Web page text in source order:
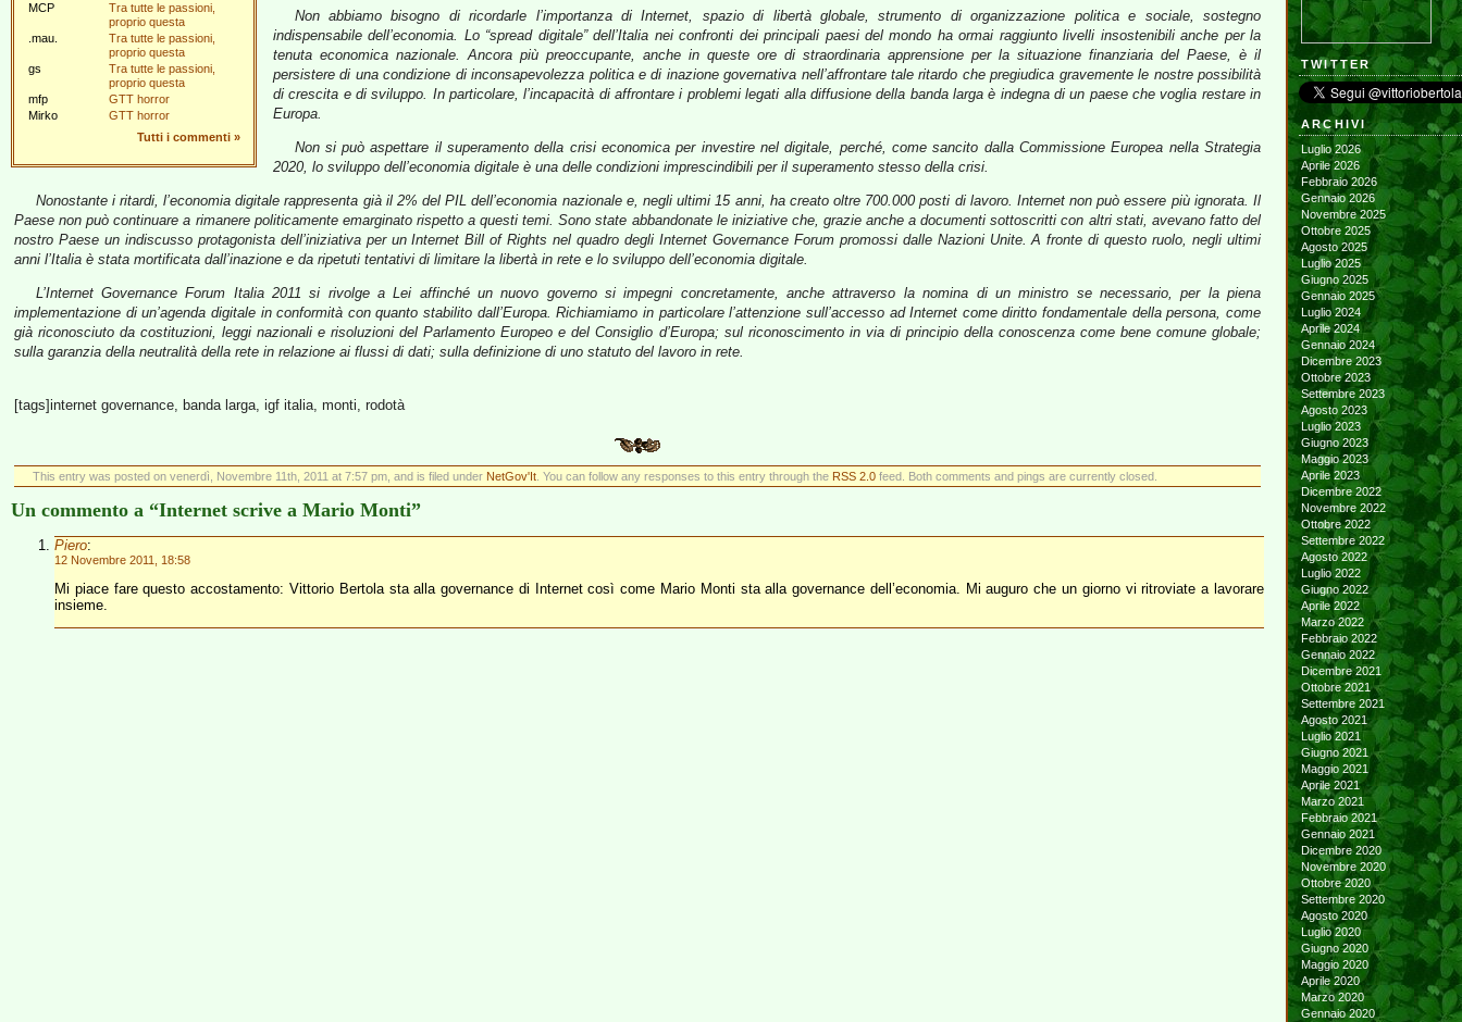
MCP
Tra tutte le passioni,
proprio questa
.mau.
Tra tutte le passioni,
proprio questa
gs
Tra tutte le passioni,
proprio questa
mfp
GTT horror
Mirko
GTT horror
Tutti i commenti »
Non abbiamo bisogno di ricordarle l’importanza di Internet, spazio di libertà globale, strumento di organizzazione politica e sociale, sostegno
indispensabile dell’economia. Lo “spread digitale” dell’Italia nei confronti dei principali paesi del mondo ha ormai raggiunto livelli insostenibili anche per la
tenuta economica nazionale. Ancora più preoccupante, anche in queste ore di straordinaria apprensione per la situazione finanziaria del Paese, è il
persistere di una condizione di inconsapevolezza politica e di inazione governativa nell’affrontare tale ritardo che pregiudica gravemente le nostre possibilità
di crescita e di sviluppo. In particolare, l’incapacità di affrontare i problemi legati alla diffusione della banda larga è indegna di un paese che voglia restare in
Europa.
Non si può aspettare il superamento della crisi economica per investire nel digitale, perché, come sancito dalla Commissione Europea nella Strategia
2020, lo sviluppo dell’economia digitale è una delle condizioni imprescindibili per il superamento stesso della crisi.
Nonostante i ritardi, l’economia digitale rappresenta già il 2% del PIL dell’economia nazionale e, negli ultimi 15 anni, ha creato oltre 700.000 posti di lavoro. Internet non può essere più ignorata. Il
Paese non può continuare a rimanere politicamente emarginato rispetto a questi temi. Sono state abbandonate le iniziative che, grazie anche a documenti sottoscritti con altri stati, avevano fatto del
nostro Paese un indiscusso protagonista dell’iniziativa per un Internet Bill of Rights nel quadro degli Internet Governance Forum promossi dalle Nazioni Unite. A fronte di questo ruolo, negli ultimi
anni l’Italia è stata mortificata dall’inazione e da ripetuti tentativi di limitare la libertà in rete e lo sviluppo dell’economia digitale.
L’Internet Governance Forum Italia 2011 si rivolge a Lei affinché un nuovo governo si impegni concretamente, anche attraverso la nomina di un ministro se necessario, per la piena
implementazione di un’agenda digitale in conformità con quanto stabilito dall’Europa. Richiamiamo in particolare l’attenzione sull’accesso ad Internet come diritto fondamentale della persona, come
già riconosciuto da costituzioni, leggi nazionali e risoluzioni del Parlamento Europeo e del Consiglio d’Europa; sul riconoscimento in via di principio della conoscenza come bene comune globale;
sulla garanzia della neutralità della rete in relazione ai flussi di dati; sulla definizione di uno statuto del lavoro in rete.
[tags]internet governance, banda larga, igf italia, monti, rodotà
This entry was posted on venerdì, Novembre 11th, 2011 at 7:57 pm, and is filed under NetGov'It. You can follow any responses to this entry through the RSS 2.0feed. Both comments and pings are currently closed.
Un commento a “Internet scrive a Mario Monti”
Piero:
12 Novembre 2011, 18:58
Mi piace fare questo accostamento: Vittorio Bertola sta alla governance di Internet così come Mario Monti sta alla governance dell’economia. Mi auguro che un giorno vi ritroviate a lavorare
insieme.
TWITTER
ARCHIVI
Luglio 2026
Aprile 2026
Febbraio 2026
Gennaio 2026
Novembre 2025
Ottobre 2025
Agosto 2025
Luglio 2025
Giugno 2025
Gennaio 2025
Luglio 2024
Aprile 2024
Gennaio 2024
Dicembre 2023
Ottobre 2023
Settembre 2023
Agosto 2023
Luglio 2023
Giugno 2023
Maggio 2023
Aprile 2023
Dicembre 2022
Novembre 2022
Ottobre 2022
Settembre 2022
Agosto 2022
Luglio 2022
Giugno 2022
Aprile 2022
Marzo 2022
Febbraio 2022
Gennaio 2022
Dicembre 2021
Ottobre 2021
Settembre 2021
Agosto 2021
Luglio 2021
Giugno 2021
Maggio 2021
Aprile 2021
Marzo 2021
Febbraio 2021
Gennaio 2021
Dicembre 2020
Novembre 2020
Ottobre 2020
Settembre 2020
Agosto 2020
Luglio 2020
Giugno 2020
Maggio 2020
Aprile 2020
Marzo 2020
Gennaio 2020